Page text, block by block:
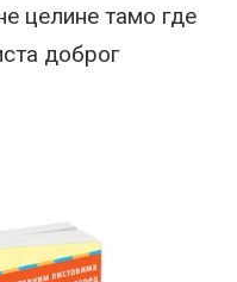
целине тамо где
доброг